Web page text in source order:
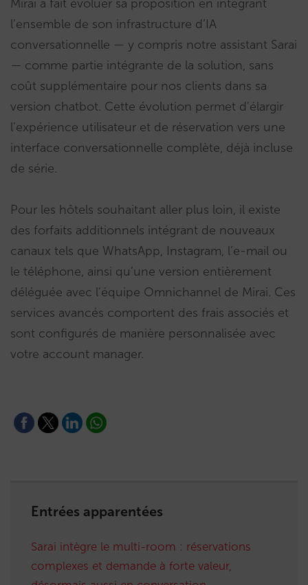
Mirai a fait évoluer sa proposition en intégrant
l’ensemble de son infrastructure d’IA
conversationnelle — y compris notre assistant Sarai
— comme partie intégrante de la solution, sans
coût supplémentaire pour nos clients dans sa
version chatbot. Cette évolution permet d’élargir
l’expérience utilisateur et de réservation vers une
interface conversationnelle complète, déjà incluse
de série.
Pour les hôtels souhaitant aller plus loin, il existe
des forfaits additionnels intégrant de nouveaux
canaux tels que WhatsApp, Instagram, l’e-mail ou
le téléphone, ainsi qu’une version entièrement
déléguée avec l’équipe Omnichannel de Mirai. Ces
services avancés comportent des frais associés et
sont configurés de manière personnalisée avec
votre account manager.
Entrées apparentées
Sarai intègre le multi-room : réservations
complexes et demande à forte valeur,